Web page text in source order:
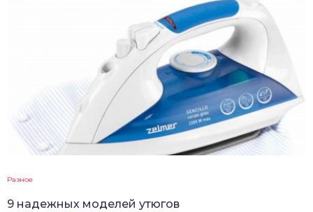
Разное
9 надежных моделей утюгов